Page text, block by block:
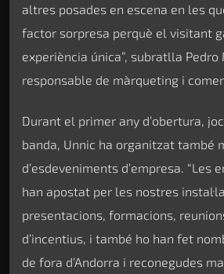
altres posades en escena en les
factor sorpresa perquè el visitant
experiència única”, subratlla Pedro
responsable de màrqueting i
Durant el primer any d’obertura,
banda, Unnic ha organitzat també
d’esdeveniments d’empresa. “Les
han apostat per les nostres
presentacions, formacions,
d’incentius, i també ho han fet
de fora d’Andorra i reconegudes